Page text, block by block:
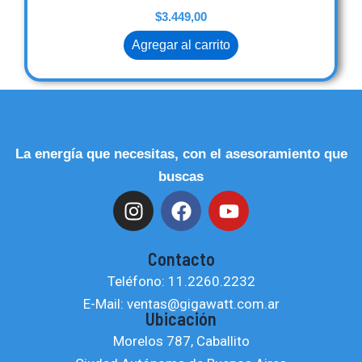
$3.449,00
Agregar al carrito
La energía que necesitas, con el asesoramiento que
buscas
I
n
t
a
g
r
a
F
a
c
e
b
o
o
k
Y
o
t
u
b
e
Contacto
Teléfono: 11.2260.2232
E-Mail: ventas@gigawatt.com.ar
Ubicación
Morelos 787, Caballito